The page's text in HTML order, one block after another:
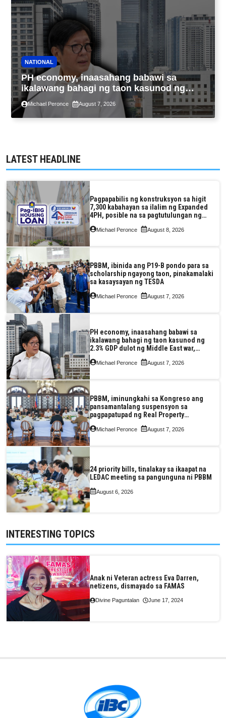
NATIONAL
PH economy, inaasahang babawi sa
ikalawang bahagi ng taon kasunod ng
2.3% GDP dulot ng Middle East war,
pagkaantala ng public construction
Michael Peronce August 7, 2026
LATEST HEADLINE
Pagpapabilis ng konstruksyon sa higit
7,300 kabahayan sa ilalim ng Expanded
4PH, posible na sa pagtutulungan ng
Pag-IBIG at P.A. Alvarez
Michael Peronce August 8, 2026
PBBM, ibinida ang P19-B pondo para sa
scholarship ngayong taon, pinakamalaki
sa kasaysayan ng TESDA
Michael Peronce August 7, 2026
PH economy, inaasahang babawi sa
ikalawang bahagi ng taon kasunod ng
2.3% GDP dulot ng Middle East war,
pagkaantala ng public construction
Michael Peronce August 7, 2026
PBBM, iminungkahi sa Kongreso ang
pansamantalang suspensyon sa
pagpapatupad ng Real Property
Valuation and Assessment Reform Act
Michael Peronce August 7, 2026
24 priority bills, tinalakay sa ikaapat na
LEDAC meeting sa pangunguna ni PBBM
August 6, 2026
INTERESTING TOPICS
Anak ni Veteran actress Eva Darren,
netizens, dismayado sa FAMAS
Divine Paguntalan June 17, 2024